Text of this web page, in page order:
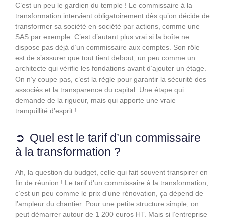
C’est un peu le gardien du temple ! Le commissaire à la
transformation intervient obligatoirement dès qu’on décide de
transformer sa société en société par actions, comme une
SAS par exemple. C’est d’autant plus vrai si la boîte ne
dispose pas déjà d’un commissaire aux comptes. Son rôle
est de s’assurer que tout tient debout, un peu comme un
architecte qui vérifie les fondations avant d’ajouter un étage.
On n’y coupe pas, c’est la règle pour garantir la sécurité des
associés et la transparence du capital. Une étape qui
demande de la rigueur, mais qui apporte une vraie
tranquillité d’esprit !
Quel est le tarif d’un commissaire
à la transformation ?
Ah, la question du budget, celle qui fait souvent transpirer en
fin de réunion ! Le tarif d’un commissaire à la transformation,
c’est un peu comme le prix d’une rénovation, ça dépend de
l’ampleur du chantier. Pour une petite structure simple, on
peut démarrer autour de 1 200 euros HT. Mais si l’entreprise